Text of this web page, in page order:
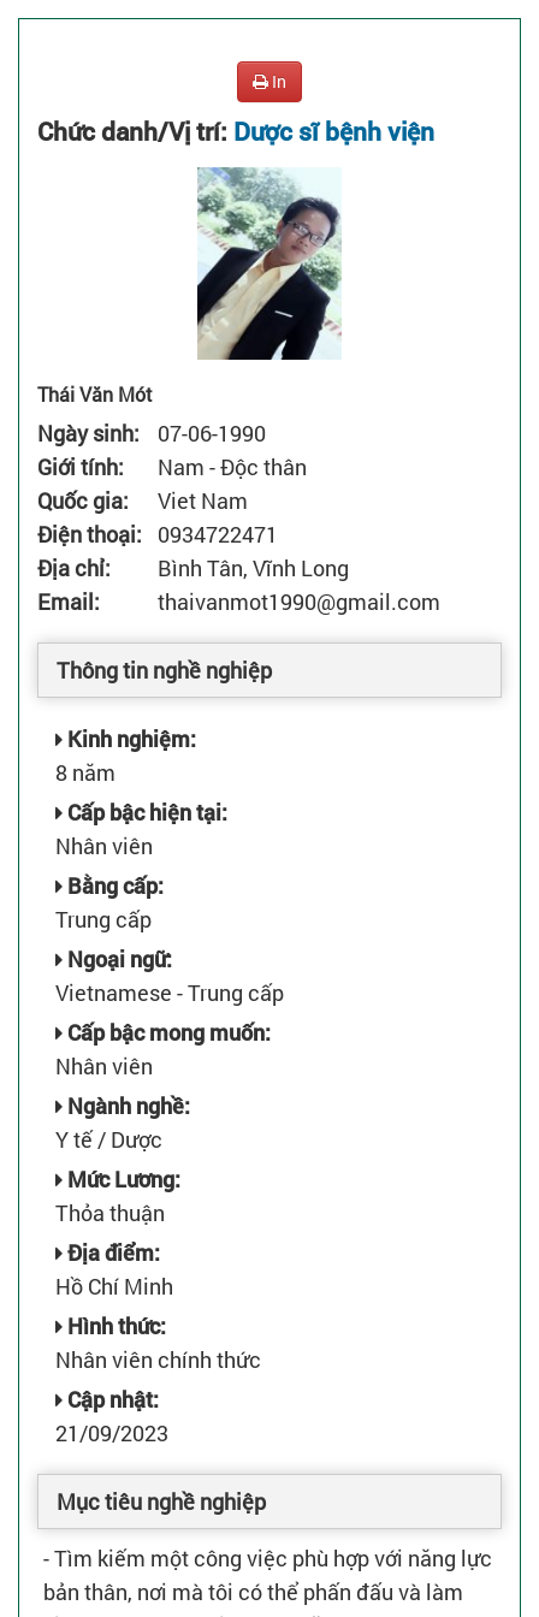
In
Chức danh/Vị trí: Dược sĩ bệnh viện
Thái Văn Mót
Ngày sinh:
07-06-1990
Giới tính:
Nam -Độc thân
Quốc gia:
Viet Nam
Điện thoại:
0934722471
Địa chỉ:
Bình Tân, Vĩnh Long
Email:
thaivanmot1990@gmail.com
Thông tin nghề nghiệp
Kinh nghiệm:
8 năm
Cấp bậc hiện tại:
Nhân viên
Bằng cấp:
Trung cấp
Ngoại ngữ:
Vietnamese - Trung cấp
Cấp bậc mong muốn:
Nhân viên
Ngành nghề:
Y tế / Dược
Mức Lương:
Thỏa thuận
Địa điểm:
Hồ Chí Minh
Hình thức:
Nhân viên chính thức
Cập nhật:
21/09/2023
Mục tiêu nghề nghiệp
- Tìm kiếm một công việc phù hợp với năng lực
bản thân, nơi mà tôi có thể phấn đấu và làm